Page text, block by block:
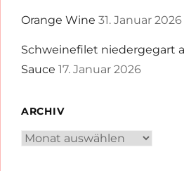
Orange Wine 31. Januar 2026
Schweinefilet niedergegart
Sauce 17. Januar 2026
ARCHIV
Archiv